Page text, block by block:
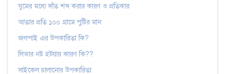
ঘুমের মধ্যে দাঁত শব্দ করার কারণ ও প্রতিকার
আতার প্রতি ১০০ গ্রামে পুষ্টির মান
জলপাই এর উপকারিতা কি?
লিভার নষ্ট হউয়ার কারণ কি??
সাইকেল চালানোর উপকারিতা